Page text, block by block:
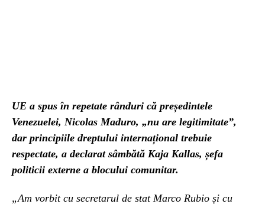
UE a spus în repetate rânduri că președintele
Venezuelei, Nicolas Maduro, „nu are legitimitate”,
dar principiile dreptului internațional trebuie
respectate, a declarat sâmbătă Kaja Kallas, șefa
politicii externe a blocului comunitar.
„Am vorbit cu secretarul de stat Marco Rubio și cu